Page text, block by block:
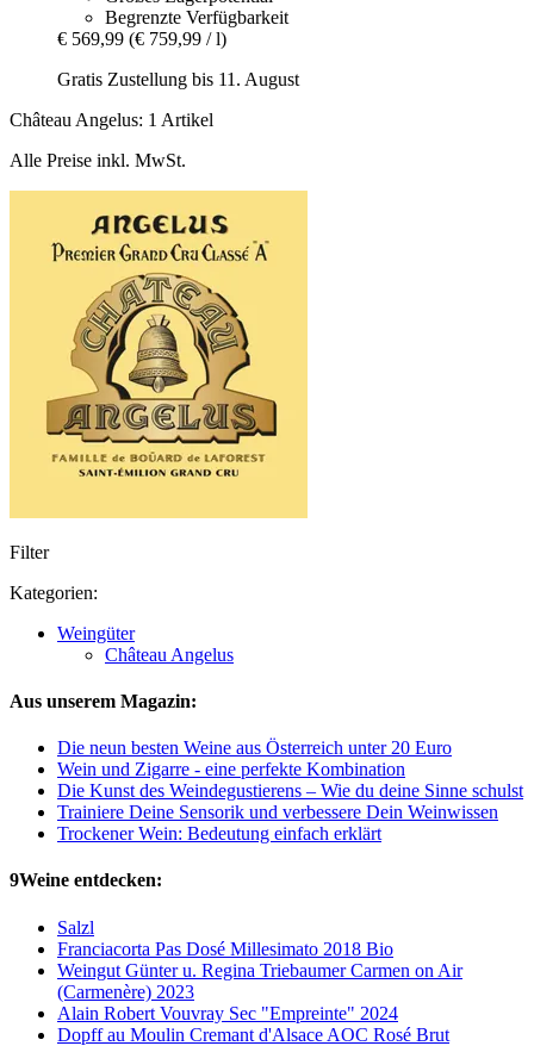
Begrenzte Verfügbarkeit
€ 569,99 (€ 759,99 / l)
Gratis Zustellung bis 11. August
Château Angelus: 1 Artikel
Alle Preise inkl. MwSt.
Filter
Kategorien:
Weingüter
Château Angelus
Aus unserem Magazin:
Die neun besten Weine aus Österreich unter 20 Euro
Wein und Zigarre - eine perfekte Kombination
Die Kunst des Weindegustierens – Wie du deine Sinne schulst
Trainiere Deine Sensorik und verbessere Dein Weinwissen
Trockener Wein: Bedeutung einfach erklärt
9Weine entdecken:
Salzl
Franciacorta Pas Dosé Millesimato 2018 Bio
Weingut Günter u. Regina Triebaumer Carmen on Air
(Carmenère) 2023
Alain Robert Vouvray Sec "Empreinte" 2024
Dopff au Moulin Cremant d'Alsace AOC Rosé Brut